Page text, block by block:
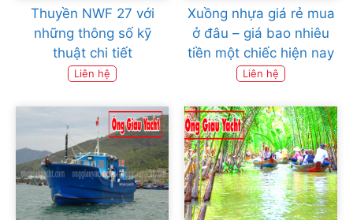
Thuyền NWF 27 với
những thông số kỹ
thuật chi tiết
Liên hệ
Xuồng nhựa giá rẻ mua
ở đâu – giá bao nhiêu
tiền một chiếc hiện nay
Liên hệ